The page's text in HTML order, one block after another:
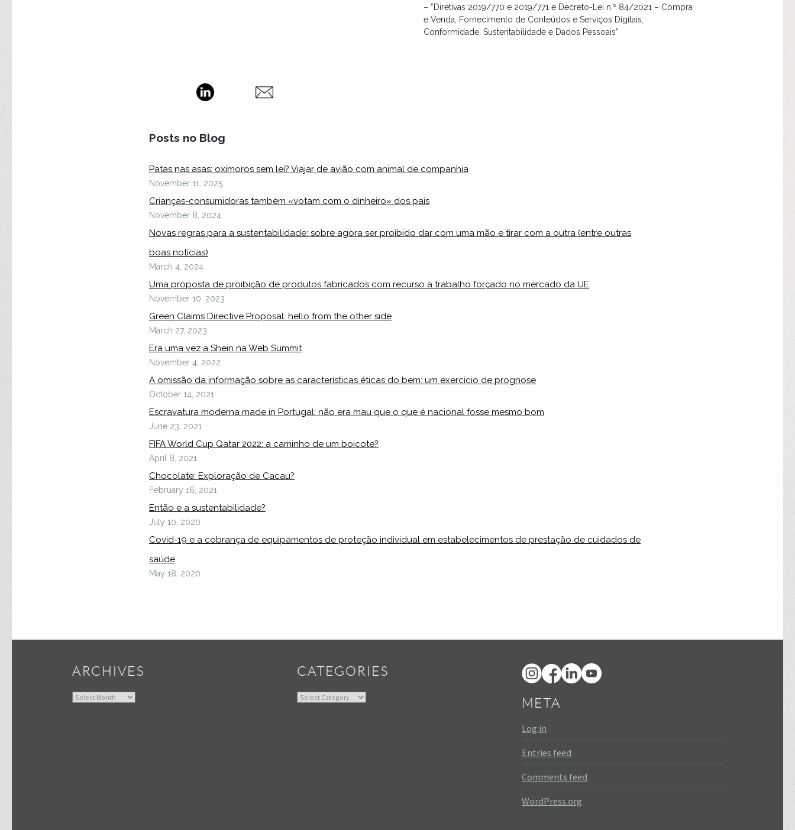
– “Diretivas 2019/770 e 2019/771 e Decreto-Lei n.º 84/2021 – Compra
e Venda, Fornecimento de Conteúdos e Serviços Digitais,
Conformidade, Sustentabilidade e Dados Pessoais”
Posts no Blog
Patas nas asas: oximoros sem lei? Viajar de avião com animal de companhia
November 11, 2025
Crianças-consumidoras também «votam com o dinheiro» dos pais
November 8, 2024
Novas regras para a sustentabilidade: sobre agora ser proibido dar com uma mão e tirar com a outra (entre outras
boas notícias)
March 4, 2024
Uma proposta de proibição de produtos fabricados com recurso a trabalho forçado no mercado da UE
November 10, 2023
Green Claims Directive Proposal: hello from the other side
March 27, 2023
Era uma vez a Shein na Web Summit
November 4, 2022
A omissão da informação sobre as características éticas do bem: um exercício de prognose
October 14, 2021
Escravatura moderna made in Portugal: não era mau que o que é nacional fosse mesmo bom
June 23, 2021
FIFA World Cup Qatar 2022: a caminho de um boicote?
April 8, 2021
Chocolate: Exploração de Cacau?
February 16, 2021
Então e a sustentabilidade?
July 10, 2020
Covid-19 e a cobrança de equipamentos de proteção individual em estabelecimentos de prestação de cuidados de
saúde
May 18, 2020
ARCHIVES
Archives
CATEGORIES
Categories META
Log in
Entries feed
Comments feed
WordPress.org